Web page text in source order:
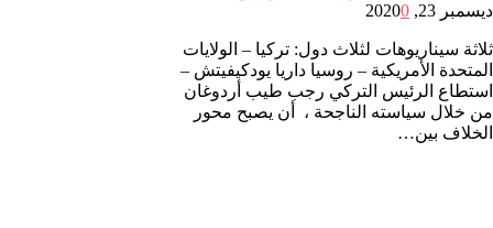
ديسمبر 23, 2020 0
ثلاثة سيناريوهات لثلاث دول: تركيا – الولايات
المتحدة الأمريكية – روسيا داريا يودكيفيتش –
استطاع الرئيس التركي رجب طيب أردوغان
من خلال سياسته الناجحة ، أن يصبح محور
الخلاف بين…